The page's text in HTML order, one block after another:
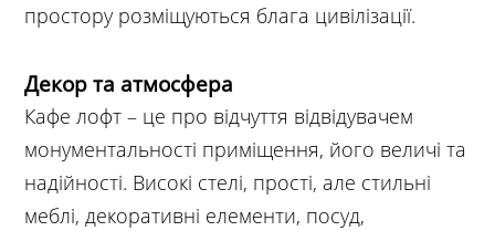
простору розміщуються блага цивілізації.
Декор та атмосфера
Кафе лофт – це про відчуття відвідувачем
монументальності приміщення, його величі та
надійності. Високі стелі, прості, але стильні
меблі, декоративні елементи, посуд,